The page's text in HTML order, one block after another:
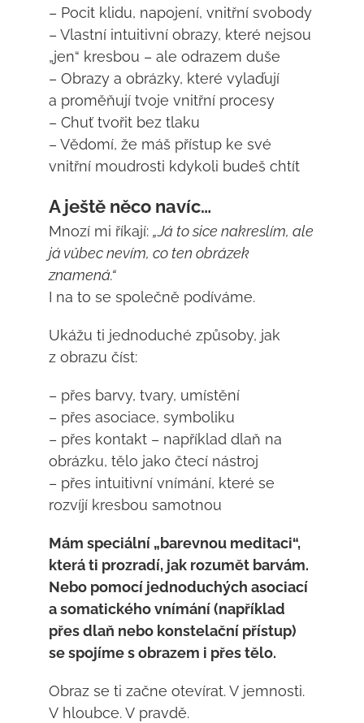
– Pocit klidu, napojení, vnitřní svobody
– Vlastní intuitivní obrazy, které nejsou
„jen“ kresbou – ale odrazem duše
– Obrazy a obrázky, které vylaďují
a proměňují tvoje vnitřní procesy
– Chuť tvořit bez tlaku
– Vědomí, že máš přístup ke své
vnitřní moudrosti kdykoli budeš chtít
A ještě něco navíc…
Mnozí mi říkají: „Já to sice nakreslím, ale
já vůbec nevím, co ten obrázek
znamená.“
I na to se společně podíváme.
Ukážu ti jednoduché způsoby, jak
z obrazu číst:
– přes barvy, tvary, umístění
– přes asociace, symboliku
– přes kontakt – například dlaň na
obrázku, tělo jako čtecí nástroj
– přes intuitivní vnímání, které se
rozvíjí kresbou samotnou
Mám speciální „barevnou meditaci“,
která ti prozradí, jak rozumět barvám.
Nebo pomocí jednoduchých asociací
a somatického vnímání (například
přes dlaň nebo konstelační přístup)
se spojíme s obrazem i přes tělo.
Obraz se ti začne otevírat. V jemnosti.
V hloubce. V pravdě.